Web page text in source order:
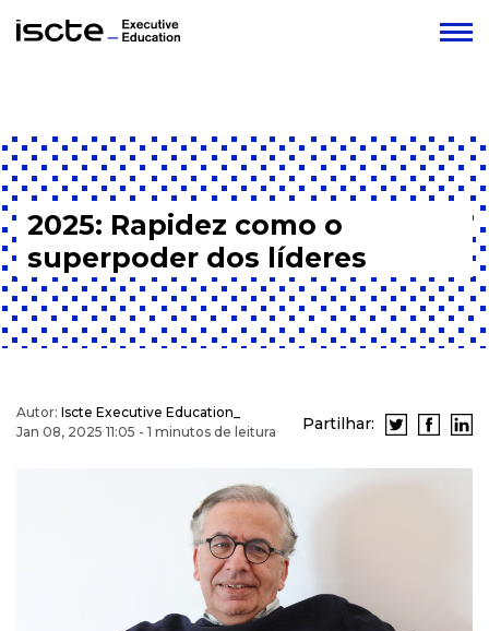
2025: Rapidez como o
superpoder dos líderes
Autor: Iscte Executive Education_
Jan 08, 2025 11:05 - 1 minutos de leitura
Partilhar: